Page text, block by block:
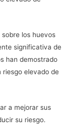
los huevos
significativa de
han demostrado
riesgo elevado de
a mejorar sus
su riesgo.